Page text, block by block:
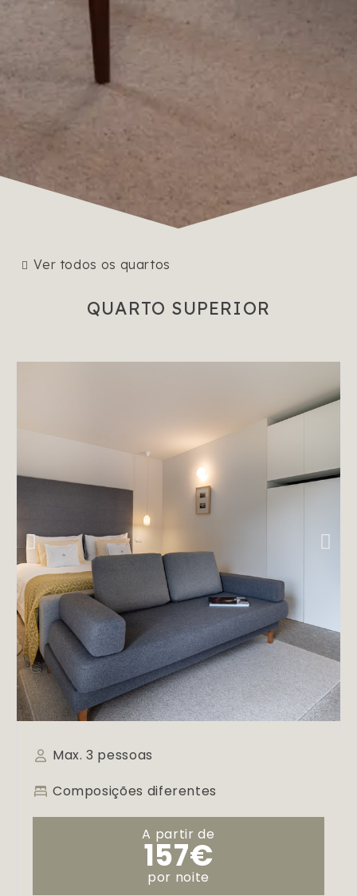
Ver todos os quartos
QUARTO SUPERIOR
Max. 3 pessoas
Composições diferentes
A partir de
157€
por noite